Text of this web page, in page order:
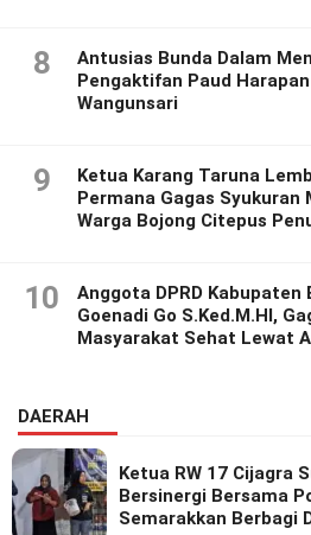
8
Antusias Bunda Dalam
Pengaktifan Paud
Wangunsari
9
Ketua Karang Taruna
Permana Gagas Syukuran
Warga Bojong Citepus
10
Anggota DPRD
Goenadi Go S.Ked.M.HI,
Masyarakat Sehat Lewat
DAERAH
Ketua RW 17 Cijagra
Bersinergi Bersama
Semarakkan Berbagi